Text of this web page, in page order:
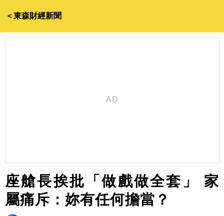
＜東森財經新聞
座艙長挨批「做戲做全套」 家
屬痛斥：妳有任何擔當？